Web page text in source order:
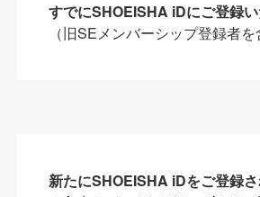
すでにSHOEISHA iDにご登録
（旧SEメンバーシップ登録者を
新たにSHOEISHA iDをご登録